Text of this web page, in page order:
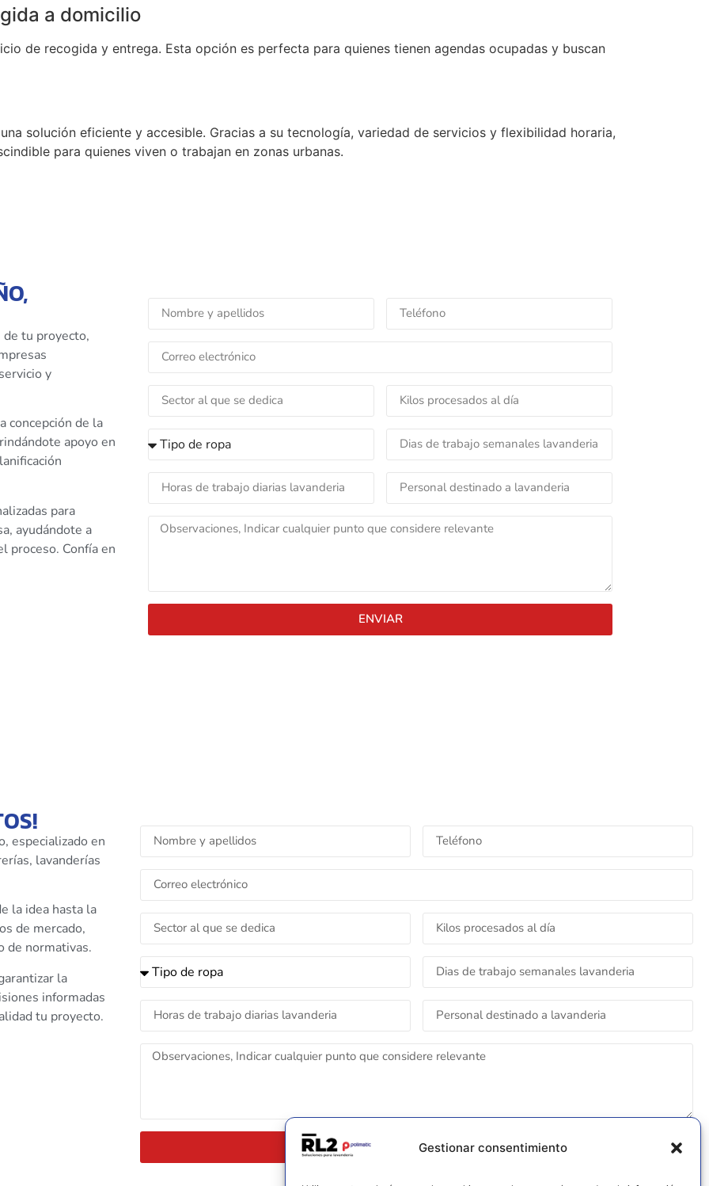
Gestionar consentimiento
a domicilio
de recogida y entrega. Esta opción es perfecta para quienes tienen agendas ocupadas y buscan
solución eficiente y accesible. Gracias a su tecnología, variedad de servicios y flexibilidad horaria,
para quienes viven o trabajan en zonas urbanas.
tu proyecto,
y
concepción de la
apoyo en
para
ayudándote a
proceso. Confía en
ENVIAR
especializado en
lavanderías
la idea hasta la
de mercado,
de normativas.
la
informadas
tu proyecto.
ENVIAR FORMULARIO